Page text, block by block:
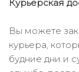
Курьерская
Вы можете
курьера,
будние дни и